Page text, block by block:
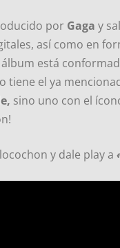
por Gaga y
así como en
álbum está
tiene el ya
sino uno con el
y dale play a